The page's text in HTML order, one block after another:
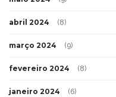
abril 2024 (8)
março 2024 (9)
fevereiro 2024 (8)
janeiro 2024 (6)